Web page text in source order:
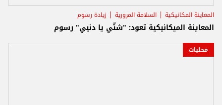
المعاينة المكانيكية السلامة المرورية زيادة رسوم
المعاينة الميكانيكية تعود: "شتّي يا دنيي" رسوم
محليات